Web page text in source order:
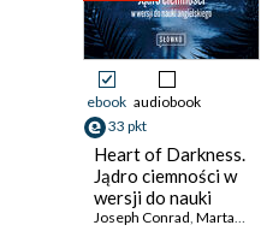
ebook audiobook
33 pkt
Heart of Darkness.
Jądro ciemności w
wersji do nauki
angielskiego
Joseph Conrad, Marta Fihel